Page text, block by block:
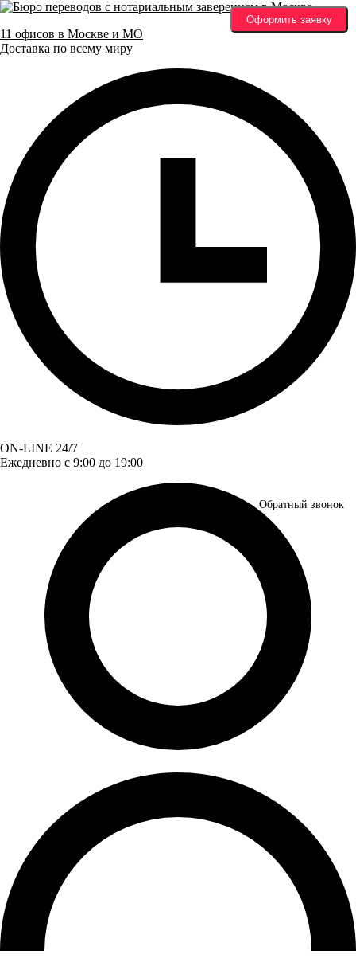
11 офисов в Москве и МО
Доставка по всему миру
ON-LINE 24/7
Ежедневно с 9:00 до 19:00
Оформить заявку
Обратный звонок